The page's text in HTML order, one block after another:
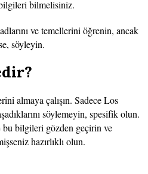
bilmelisiniz.
ve temellerini öğrenin, ancak
söyleyin.
almaya çalışın. Sadece Los
söylemeyin, spesifik olun.
bilgileri gözden geçirin ve
hazırlıklı olun.